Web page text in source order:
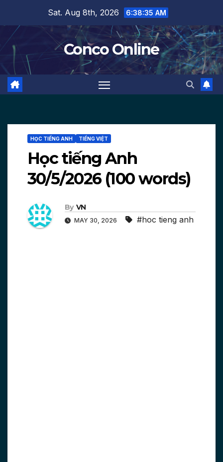
content
Sat. Aug 8th, 2026 6:38:37 AM
Conco Online
HỌC TIẾNG ANH TIẾNG VIỆT
Học tiếng Anh
30/5/2026 (100 words)
By VN
MAY 30, 2026 #hoc tieng anh